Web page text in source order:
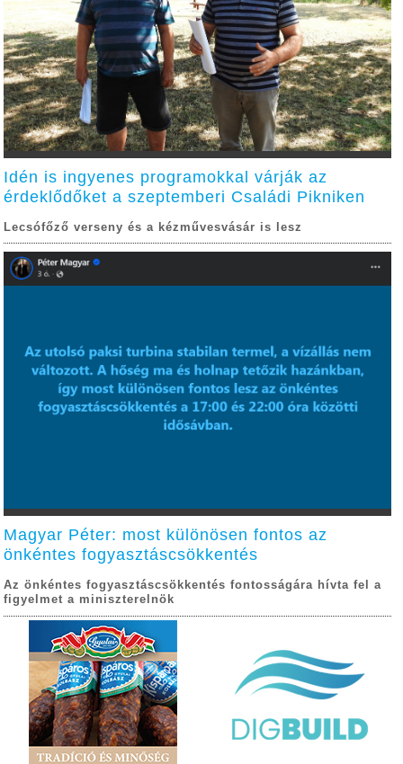
Idén is ingyenes programokkal várják az
érdeklődőket a szeptemberi Családi Pikniken
Lecsófőző verseny és a kézművesvásár is lesz
Magyar Péter: most különösen fontos az
önkéntes fogyasztáscsökkentés
Az önkéntes fogyasztáscsökkentés fontosságára hívta fel a
figyelmet a miniszterelnök